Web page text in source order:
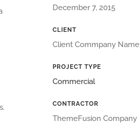
December 7, 2015
CLIENT
Client Commpany Name
PROJECT TYPE
Commercial
CONTRACTOR
ThemeFusion Company